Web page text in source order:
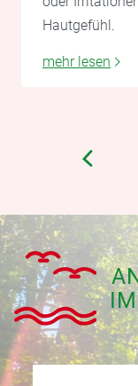
Hautgefühl.
mehr lesen